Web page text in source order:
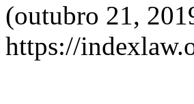
(outubro 21,
https://